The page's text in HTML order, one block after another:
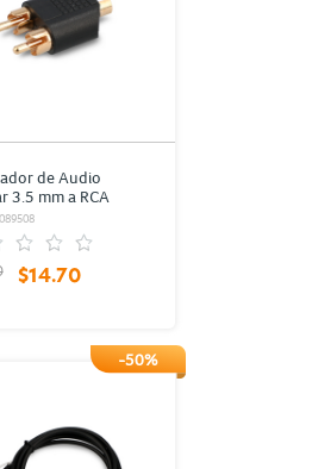
de Audio
3.5 mm a RCA
/ Negro
$14.70
-50%